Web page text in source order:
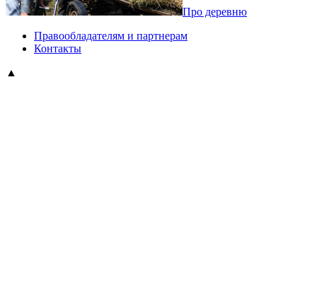
Про деревню
Правообладателям и партнерам
Контакты
▲